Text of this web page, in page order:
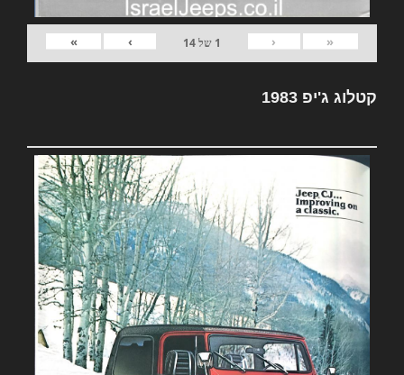
«
‹
1 של14
›
»
קטלוג ג'יפ 1983